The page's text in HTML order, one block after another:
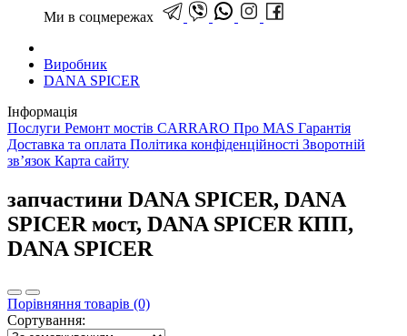
Ми в соцмережах
Виробник
DANA SPICER
Інформація
Послуги Ремонт мостів CARRARO Про MAS Гарантія
Доставка та оплата Політика конфіденційності Зворотній
зв’язок Карта сайту
запчастини DANA SPICER, DANA
SPICER мост, DANA SPICER КПП,
DANA SPICER
Порівняння товарів (0)
Сортування: